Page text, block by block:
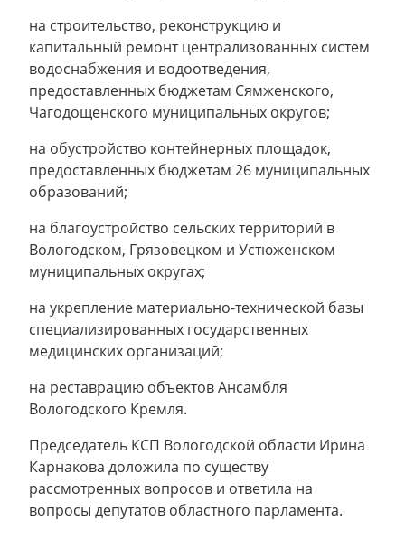
на строительство, реконструкцию и
капитальный ремонт централизованных систем
водоснабжения и водоотведения,
предоставленных бюджетам Сямженского,
Чагодощенского муниципальных округов;
на обустройство контейнерных площадок,
предоставленных бюджетам 26 муниципальных
образований;
на благоустройство сельских территорий в
Вологодском, Грязовецком и Устюженском
муниципальных округах;
на укрепление материально-технической базы
специализированных государственных
медицинских организаций;
на реставрацию объектов Ансамбля
Вологодского Кремля.
Председатель КСП Вологодской области Ирина
Карнакова доложила по существу
рассмотренных вопросов и ответила на
вопросы депутатов областного парламента.